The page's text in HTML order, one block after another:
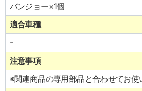
バンジョー×1個
適合車種
-
注意事項
※関連商品の専用部品と合わせてお使